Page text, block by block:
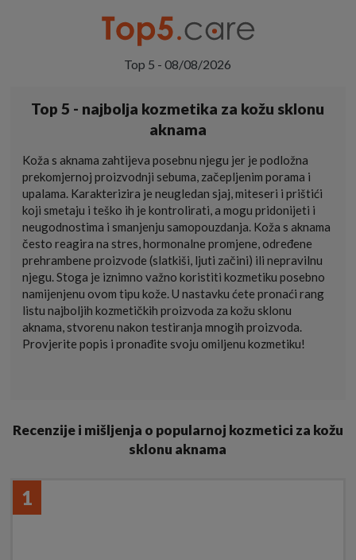
Top 5 - 08/08/2026
Top 5 - najbolja kozmetika za kožu sklonu
aknama
Koža s aknama zahtijeva posebnu njegu jer je podložna
prekomjernoj proizvodnji sebuma, začepljenim porama i
upalama. Karakterizira je neugledan sjaj, miteseri i prištići
koji smetaju i teško ih je kontrolirati, a mogu pridonijeti i
neugodnostima i smanjenju samopouzdanja. Koža s aknama
često reagira na stres, hormonalne promjene, određene
prehrambene proizvode (slatkiši, ljuti začini) ili nepravilnu
njegu. Stoga je iznimno važno koristiti kozmetiku posebno
namijenjenu ovom tipu kože. U nastavku ćete pronaći rang
listu najboljih kozmetičkih proizvoda za kožu sklonu
aknama, stvorenu nakon testiranja mnogih proizvoda.
Provjerite popis i pronađite svoju omiljenu kozmetiku!
Recenzije i mišljenja o popularnoj kozmetici za kožu
sklonu aknama
1